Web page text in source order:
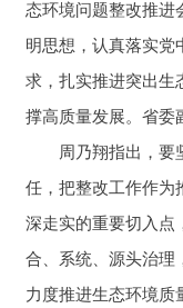
态环境问题整改推进
明思想，认真落实党
求，扎实推进突出生
撑高质量发展。省委
周乃翔指出，要
任，把整改工作作为
深走实的重要切入点
合、系统、源头治理
力度推进生态环境质